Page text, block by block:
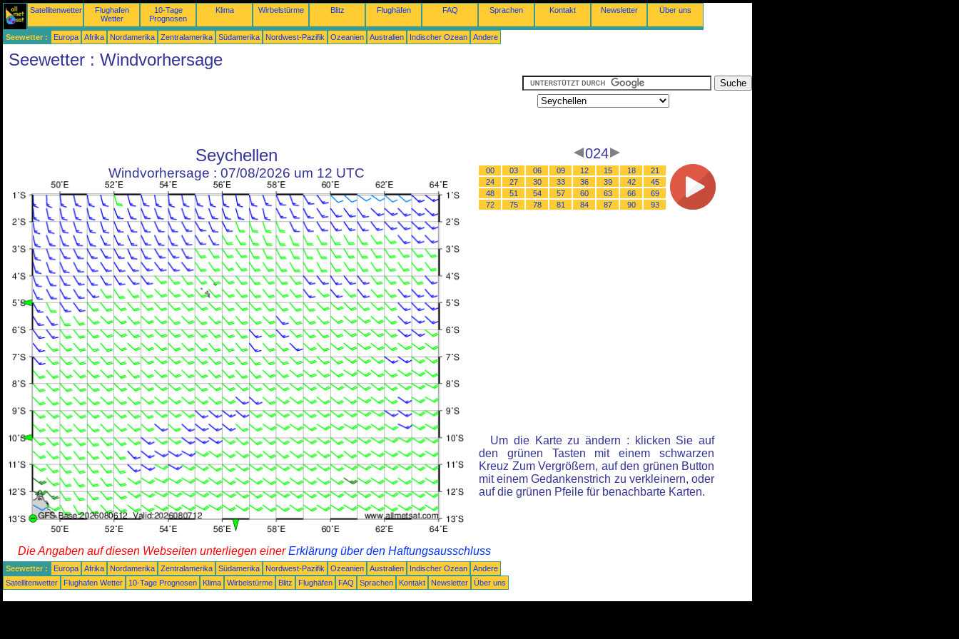
Satellitenwetter
Flughafen
Wetter
10-Tage
Prognosen
Klima Wirbelstürme Blitz Flughäfen FAQ Sprachen Kontakt Newsletter Über uns
Seewetter : Europa Afrika Nordamerika Zentralamerika Südamerika Nordwest-Pazifik Ozeanien Australien Indischer Ozean Andere
Seewetter : Windvorhersage
Seychellen
Windvorhersage : 07/08/2026 um 12 UTC
024
00 03 06 09 12 15 18
21
24
27 30 33 36 39 42
45
48
51 54 57 60 63 66
69
72
75 78 81 84 87 90 93
Um die Karte zu ändern : klicken Sie auf
den grünen Tasten mit einem schwarzen
Kreuz Zum Vergrößern, auf den grünen Button
mit einem Gedankenstrich zu verkleinern, oder
auf die grünen Pfeile für benachbarte Karten.
Die Angaben auf diesen Webseiten unterliegen einerErklärung über den Haftungsausschluss
Seewetter : Europa Afrika Nordamerika Zentralamerika Südamerika Nordwest-Pazifik Ozeanien Australien Indischer Ozean
Andere
Satellitenwetter
Flughafen Wetter 10-Tage Prognosen Klima Wirbelstürme Blitz Flughäfen FAQ Sprachen Kontakt Newsletter Über uns